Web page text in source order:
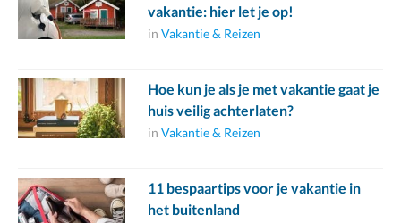
vakantie: hier let je op!
in Vakantie & Reizen
Hoe kun je als je met vakantie gaat je
huis veilig achterlaten?
in Vakantie & Reizen
11 bespaartips voor je vakantie in
het buitenland